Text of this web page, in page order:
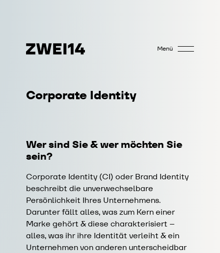
Menü
Corporate Identity
Wer sind Sie & wer möchten Sie
sein?
Corporate Identity (CI) oder Brand Identity
beschreibt die unverwechselbare
Persönlichkeit Ihres Unternehmens.
Darunter fällt alles, was zum Kern einer
Marke gehört & diese charakterisiert –
alles, was ihr ihre Identität verleiht & ein
Unternehmen von anderen unterscheidbar